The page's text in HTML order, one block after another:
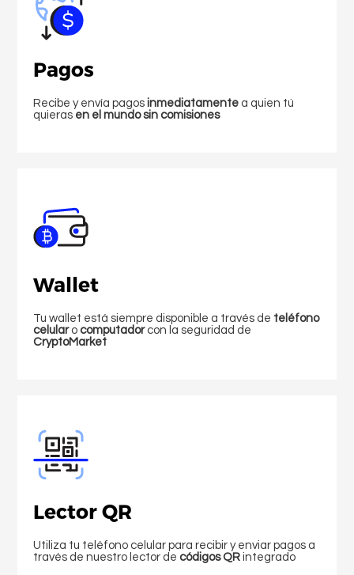
Pagos
Recibe y envía pagosinmediatamente a quien tú
quieras en el mundo sin comisiones
Wallet
Tu wallet está siempre disponible a través de teléfono
celularocomputadorcon la seguridad de
CryptoMarket
Lector QR
Utiliza tu teléfono celular para recibir y enviar pagos a
través de nuestro lector decódigos QR integrado